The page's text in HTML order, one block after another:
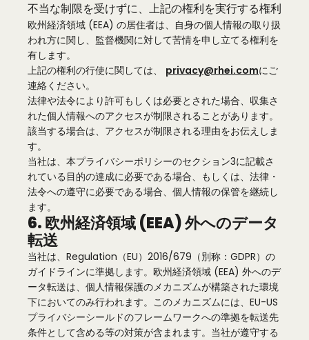
不当な制限を受けずに、上記の権利を実行する権利
欧州経済領域 (EEA) の居住者は、自身の個人情報の取り扱
われ方に関し、監督機関に対して苦情を申し立てる権利を
有します。
上記の権利の行使に関しては、 privacy@rhei.comにご
連絡ください。
法律や法令により許可もしくは必要とされた場合、収集さ
れた個人情報へのアクセスが制限されることがあります。
該当する場合は、アクセスが制限される理由をお伝えしま
す。
当社は、本プライバシーポリシーのセクション3に記載さ
れている目的の達成に必要である場合、もしくは、法律・
法令への遵守に必要である場合、個人情報の保管を継続し
ます。
6. 欧州経済領域 (EEA) 外へのデータ
転送
当社は、Regulation（EU）2016/679（別称：GDPR）の
ガイドラインに準拠します。欧州経済領域 (EEA) 外へのデ
ータ転送は、個人情報保護のメカニズムが構築された環境
下においてのみ行われます。このメカニズムには、EU-US
プライバシーシールドのフレームワークへの準拠を転送先
条件として含める等の対策が含まれます。当社が遵守する